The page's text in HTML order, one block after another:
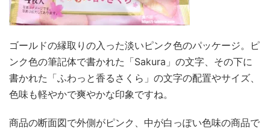
ゴールドの縁取りの入った淡いピンク色のパッケージ。ピ
ンク色の筆記体で書かれた「Sakura」の文字、その下に
書かれた「ふわっと香るさくら」の文字の配置やサイズ、
色味も軽やかで爽やかな印象ですね。
商品の断面図で外側がピンク、中が白っぽい色味の商品で